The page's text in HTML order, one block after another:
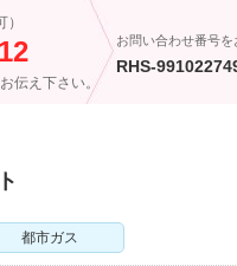
伝え下さい。
お問い合わせ番号
RHS-
都市ガス